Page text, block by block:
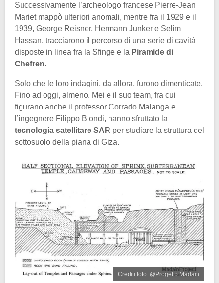
Successivamente l’archeologo francese Pierre-Jean
Mariet mappò ulteriori anomali, mentre fra il 1929 e il
1939, George Reisner, Hermann Junker e Selim
Hassan, tracciarono il percorso di una serie di cavità
disposte in linea fra la Sfinge e la Piramide di
Chefren.
Solo che le loro indagini, da allora, furono dimenticate.
Fino ad oggi, almeno. Mei e il suo team, fra cui
figurano anche il professor Corrado Malanga e
l’ingegnere Filippo Biondi, hanno sfruttato la
tecnologia satellitare SAR per studiare la struttura del
sottosuolo della piana di Giza.
Crediti foto: @Progetto Madain